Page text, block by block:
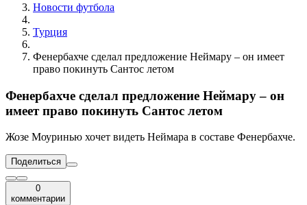
Новости футбола
Турция
Фенербахче сделал предложение Неймару – он имеет
право покинуть Сантос летом
Фенербахче сделал предложение Неймару – он
имеет право покинуть Сантос летом
Жозе Моуринью хочет видеть Неймара в составе Фенербахче.
Поделиться
0
комментарии